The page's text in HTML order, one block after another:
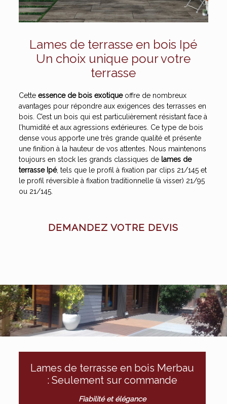
Lames de terrasse en bois Ipé
Un choix unique pour votre
terrasse
Cette essence de bois exotiqueoffre de nombreux
avantages pour répondre aux exigences des terrasses en
bois. C’est un bois qui est particulièrement résistant face à
l’humidité et aux agressions extérieures. Ce type de bois
dense vous apporte une très grande qualité et présente
une finition à la hauteur de vos attentes. Nous maintenons
toujours en stock les grands classiques de lames de
terrasse Ipé, tels que le profil à fixation par clips 21/145 et
le profil réversible à fixation traditionnelle (à visser) 21/95
ou 21/145.
DEMANDEZ VOTRE DEVIS
Lames de terrasse en bois Merbau
: Seulement sur commande
Fiabilité et élégance